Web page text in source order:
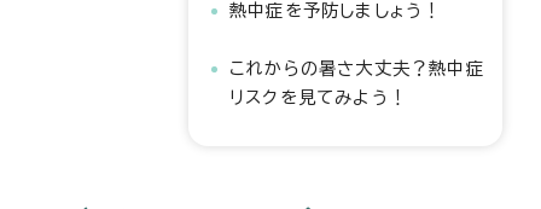
熱中症を予防しましょう！
これからの暑さ大丈夫？熱中症
リスクを見てみよう！